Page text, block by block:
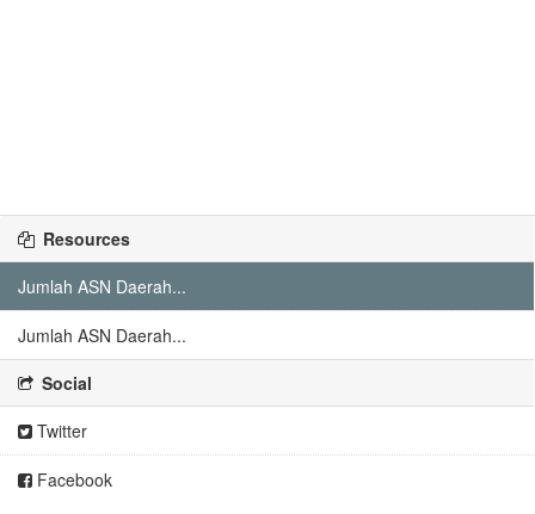
Resources
Jumlah ASN Daerah...
Jumlah ASN Daerah...
Social
Twitter
Facebook